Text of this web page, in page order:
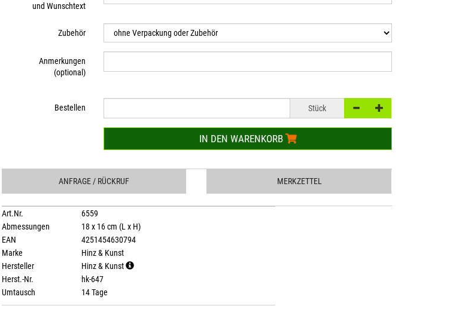
und Wunschtext
Zubehör
Anmerkungen
(optional)
Bestellen Stück
IN DEN WARENKORB
ANFRAGE / RÜCKRUF MERKZETTEL
Art.Nr.
6559
Abmessungen
18 x 16 cm (L x H)
EAN
4251454630794
Marke
Hinz & Kunst
Hersteller
Hinz & Kunst
Herst.-Nr.
hk-647
Umtausch
14 Tage